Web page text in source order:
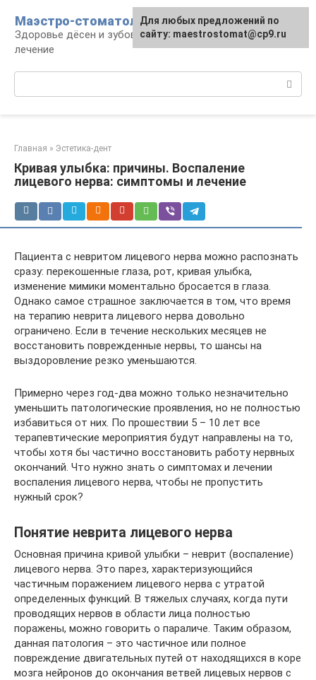
контенту
Маэстро-стоматолог
Здоровье дёсен и зубов, диагностика и
лечение
Главная » Эстетика-дент
Кривая улыбка: причины. Воспаление
лицевого нерва: симптомы и лечение
Пациента с невритом лицевого нерва можно распознать
сразу: перекошенные глаза, рот, кривая улыбка,
изменение мимики моментально бросается в глаза.
Однако самое страшное заключается в том, что время
на терапию неврита лицевого нерва довольно
ограничено. Если в течение нескольких месяцев не
восстановить поврежденные нервы, то шансы на
выздоровление резко уменьшаются.
Примерно через год-два можно только незначительно
уменьшить патологические проявления, но не полностью
избавиться от них. По прошествии 5 – 10 лет все
терапевтические мероприятия будут направлены на то,
чтобы хотя бы частично восстановить работу нервных
окончаний. Что нужно знать о симптомах и лечении
воспаления лицевого нерва, чтобы не пропустить
нужный срок?
Понятие неврита лицевого нерва
Основная причина кривой улыбки – неврит (воспаление)
лицевого нерва. Это парез, характеризующийся
частичным поражением лицевого нерва с утратой
определенных функций. В тяжелых случаях, когда пути
проводящих нервов в области лица полностью
поражены, можно говорить о параличе. Таким образом,
данная патология – это частичное или полное
повреждение двигательных путей от находящихся в коре
мозга нейронов до окончания ветвей лицевых нервов с
Для любых предложений по
сайту: maestrostomat@cp9.ru